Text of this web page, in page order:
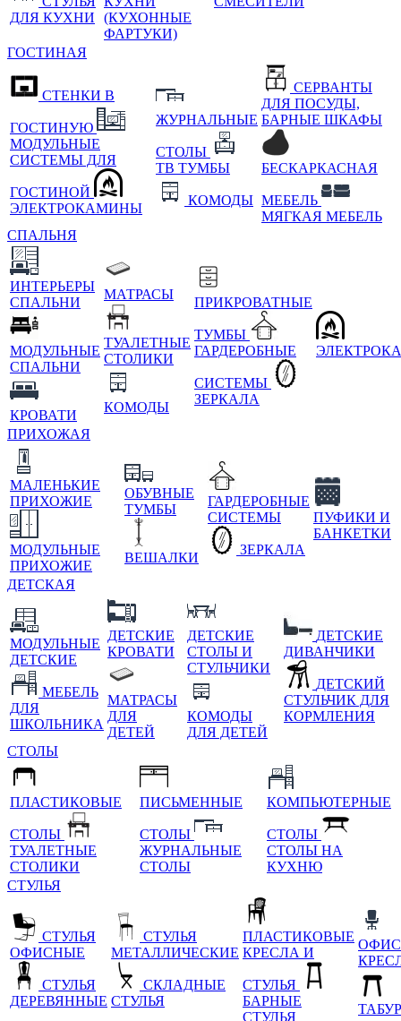
ДЛЯ КУХНИ
(КУХОННЫЕ
ФАРТУКИ)
ГОСТИНАЯ
СТЕНКИ В
ГОСТИНУЮ
МОДУЛЬНЫЕ
СИСТЕМЫ ДЛЯ
ГОСТИНОЙ
ЭЛЕКТРОКАМИНЫ
ЖУРНАЛЬНЫЕ
СТОЛЫ
ТВ ТУМБЫ
КОМОДЫ
СЕРВАНТЫ
ДЛЯ ПОСУДЫ,
БАРНЫЕ ШКАФЫ
БЕСКАРКАСНАЯ
МЕБЕЛЬ
МЯГКАЯ МЕБЕЛЬ
СПАЛЬНЯ
ИНТЕРЬЕРЫ
СПАЛЬНИ
МОДУЛЬНЫЕ
СПАЛЬНИ
КРОВАТИ
МАТРАСЫ
ТУАЛЕТНЫЕ
СТОЛИКИ
КОМОДЫ
ПРИКРОВАТНЫЕ
ТУМБЫ
ГАРДЕРОБНЫЕ
СИСТЕМЫ
ЗЕРКАЛА
ПРИХОЖАЯ
МАЛЕНЬКИЕ
ПРИХОЖИЕ
МОДУЛЬНЫЕ
ПРИХОЖИЕ
ОБУВНЫЕ
ТУМБЫ
ВЕШАЛКИ
ГАРДЕРОБНЫЕ
СИСТЕМЫ
ЗЕРКАЛА
ПУФИКИ И
БАНКЕТКИ
ДЕТСКАЯ
МОДУЛЬНЫЕ
ДЕТСКИЕ
МЕБЕЛЬ
ДЛЯ
ШКОЛЬНИКА
ДЕТСКИЕ
КРОВАТИ
МАТРАСЫ
ДЛЯ
ДЕТЕЙ
ДЕТСКИЕ
СТОЛЫ И
СТУЛЬЧИКИ
КОМОДЫ
ДЛЯ ДЕТЕЙ
ДЕТСКИЕ
ДИВАНЧИКИ
ДЕТСКИЙ
СТУЛЬЧИК ДЛЯ
КОРМЛЕНИЯ
СТОЛЫ
ПЛАСТИКОВЫЕ
СТОЛЫ
ТУАЛЕТНЫЕ
СТОЛИКИ
ПИСЬМЕННЫЕ
СТОЛЫ
ЖУРНАЛЬНЫЕ
СТОЛЫ
КОМПЬЮТЕРНЫЕ
СТОЛЫ
СТОЛЫ НА
КУХНЮ
СТУЛЬЯ
СТУЛЬЯ
ОФИСНЫЕ
СТУЛЬЯ
ДЕРЕВЯННЫЕ
СТУЛЬЯ
МЕТАЛЛИЧЕСКИЕ
СКЛАДНЫЕ
СТУЛЬЯ
ПЛАСТИКОВЫЕ
КРЕСЛА И
СТУЛЬЯ
БАРНЫЕ
СТУЛЬЯ